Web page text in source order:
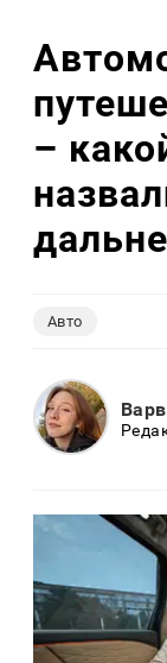
–
Авто